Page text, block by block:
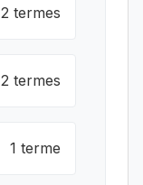
2 termes
2 termes
1 terme